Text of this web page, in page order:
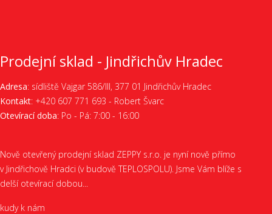
Prodejní sklad - Jindřichův Hradec
Adresa: sídliště Vajgar 586/III, 377 01 Jindřichův Hradec
Kontakt: +420 607 771 693 - Robert Švarc
Otevírací doba: Po - Pá: 7:00 - 16:00
Nově otevřený prodejní sklad ZEPPY s.r.o. je nyní nově přímo
v Jindřichově Hradci (v budově TEPLOSPOLU). Jsme Vám blíže s
delší otevírací dobou...
kudy k nám